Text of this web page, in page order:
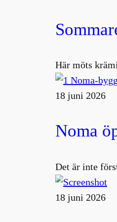
Här möts
18 juni 2026
Noma
Det är inte
18 juni 2026